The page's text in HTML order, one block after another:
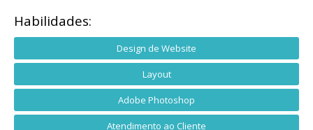
Habilidades:
Design de Website
Layout
Adobe Photoshop
Atendimento ao Cliente